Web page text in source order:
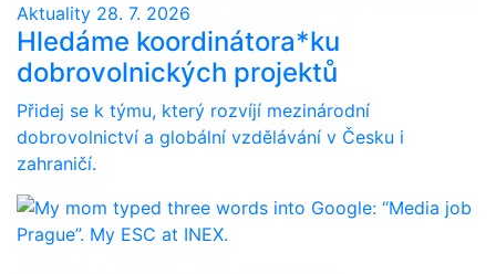
Aktuality 28. 7. 2026
Hledáme koordinátora*ku
dobrovolnických projektů
Přidej se k týmu, který rozvíjí mezinárodní
dobrovolnictví a globální vzdělávání v Česku i
zahraničí.